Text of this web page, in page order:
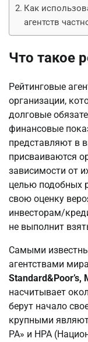
Как
агентств
Что такое
Рейтинговые
организации,
долговые
финансовые
представляют в
присваиваются
зависимости от
целью подобных
свою оценку
инвесторам/
не выполнит
Самыми
агентствами
Standard&Poor’s,
насчитывает
берут начало
крупными
РА» и НРА